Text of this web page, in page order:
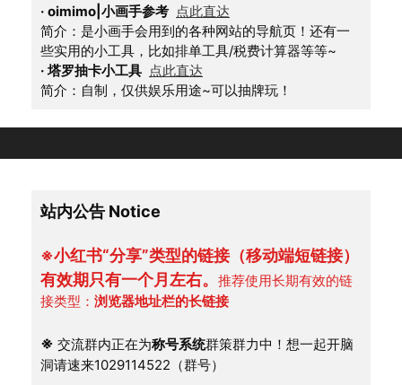
· oimimo|小画手参考 点此直达
简介：是小画手会用到的各种网站的导航页！还有一
些实用的小工具，比如排单工具/税费计算器等等~
· 塔罗抽卡小工具 点此直达
简介：自制，仅供娱乐用途~可以抽牌玩！
站内公告 Notice
※小红书“分享”类型的链接（移动端短链接）
有效期只有一个月左右。 推荐使用长期有效的链
接类型： 浏览器地址栏的长链接
※ 交流群内正在为称号系统群策群力中！想一起开脑
洞请速来1029114522（群号）